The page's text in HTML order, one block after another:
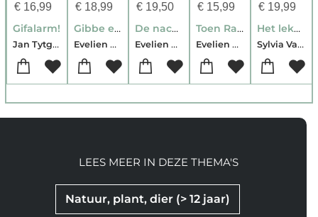
€16,99
Gifalarm!
Jan Tytgat-Evelien De Vlieger
€18,99
Gibbe en de maandagman
Evelien De Vlieger
€ 19,50
De nacht is voorbij
Evelien De Vlieger
€ 15,99
Toen Raaf links afsloeg
Evelien De Vlieger
€ 19,99
Het lekker dikke leesboek
Sylvia Vanden Heede-Evelien De Vlieger-Kristien In-'t-Ven
Natuur, plant, dier (> 12 jaar)
LEES MEER IN DEZE THEMA'S